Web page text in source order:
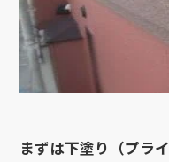
まずは下塗り（プラ